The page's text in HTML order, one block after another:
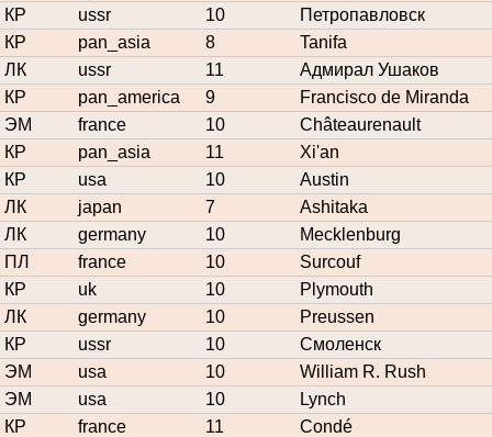
КР
ussr 10
Петропавловск
КР
pan_asia 8
Tanifa
ЛК
ussr 11
Адмирал Ушаков
КР
pan_america 9
Francisco de Miranda
ЭМ
france 10
Châteaurenault
КР
pan_asia 11
Xi'an
КР
usa 10
Austin
ЛК
japan 7
Ashitaka
ЛК
germany 10
Mecklenburg
ПЛ
france 10
Surcouf
КР
uk 10
Plymouth
ЛК
germany 10
Preussen
КР
ussr 10
Смоленск
ЭМ
usa 10
William R. Rush
ЭМ
usa 10
Lynch
КР
france 11
Condé